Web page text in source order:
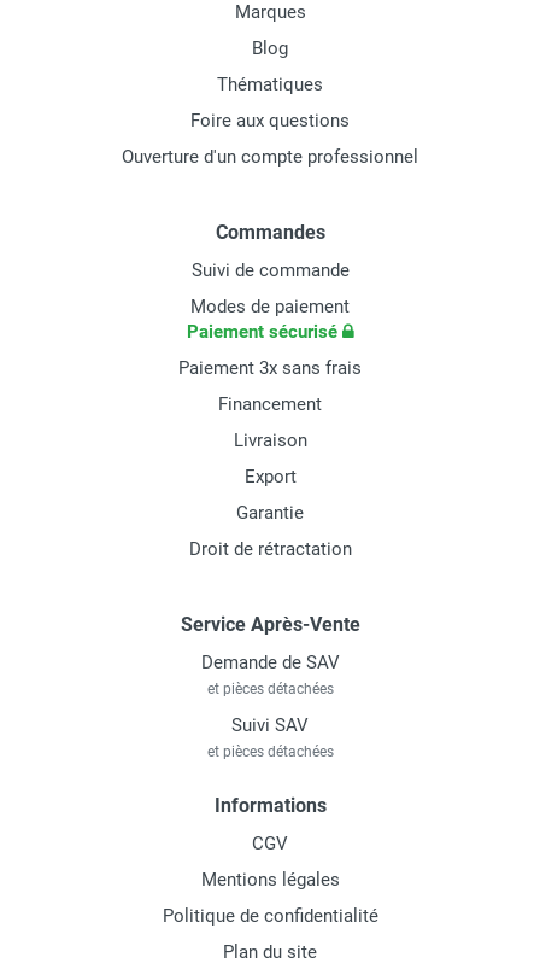
Marques
Blog
Thématiques
Foire aux questions
Ouverture d'un compte professionnel
Commandes
Suivi de commande
Modes de paiement
Paiement sécurisé
Paiement 3x sans frais
Financement
Livraison
Export
Garantie
Droit de rétractation
Service Après-Vente
Demande de SAV
et pièces détachées
Suivi SAV
et pièces détachées
Informations
CGV
Mentions légales
Politique de confidentialité
Plan du site